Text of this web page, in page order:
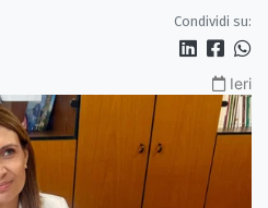
Condividi su:
Ieri